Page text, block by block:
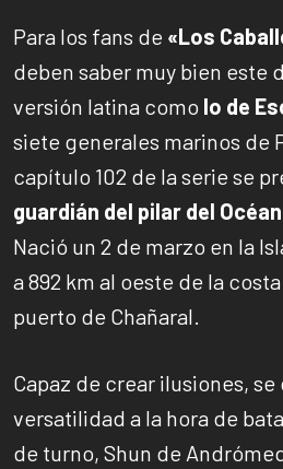
Para los fans de «Los
deben saber muy bien este
versión latina como Io de
siete generales marinos de
capítulo 102 de la serie se
guardián del pilar del
Nació un 2 de marzo en la
a 892 km al oeste de la
puerto de Chañaral.
Capaz de crear ilusiones,
versatilidad a la hora de
de turno, Shun de